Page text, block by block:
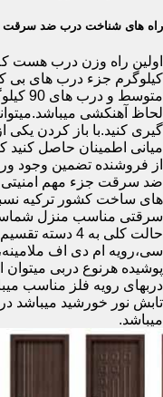
راه های شناخت درب ضد سرقت
لحاظ آهنکشی
گیری کنید.با باز کردن یکی
میانی اطمینان حاصل کنید
از فروشنده تضمین وجود
ضد سرقت جزء مهم امنیتی
های ساخت کشور ترکیه
سرقتی مناسب منزل
حالت کلی به 4
سی،رویه ام دی اف
پوشیده هرنوع دربی
دربهای رویه فلز مناسب
تابش نور خورشید میباشد
میباشد.